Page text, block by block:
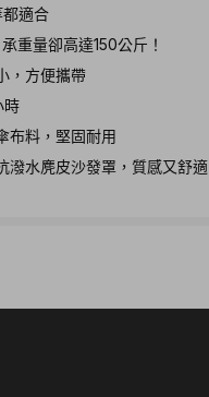
適合
重量卻高達150公斤！
，方便攜帶
時
布料，堅固耐用
潑水麂皮沙發罩，質感又舒適